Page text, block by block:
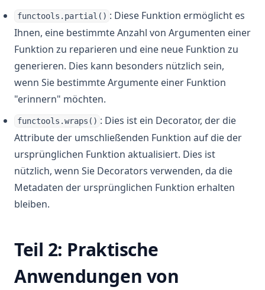
functools.partial() : Diese Funktion ermöglicht es
Ihnen, eine bestimmte Anzahl von Argumenten einer
Funktion zu reparieren und eine neue Funktion zu
generieren. Dies kann besonders nützlich sein,
wenn Sie bestimmte Argumente einer Funktion
"erinnern" möchten.
functools.wraps() : Dies ist ein Decorator, der die
Attribute der umschließenden Funktion auf die der
ursprünglichen Funktion aktualisiert. Dies ist
nützlich, wenn Sie Decorators verwenden, da die
Metadaten der ursprünglichen Funktion erhalten
bleiben.
Teil 2: Praktische
Anwendungen von